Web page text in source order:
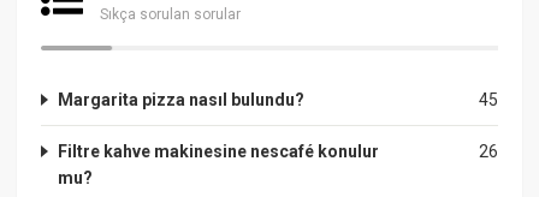
Sıkça sorulan sorular
45
Margarita pizza nasıl bulundu?
26
Filtre kahve makinesine nescafé konulur
mu?